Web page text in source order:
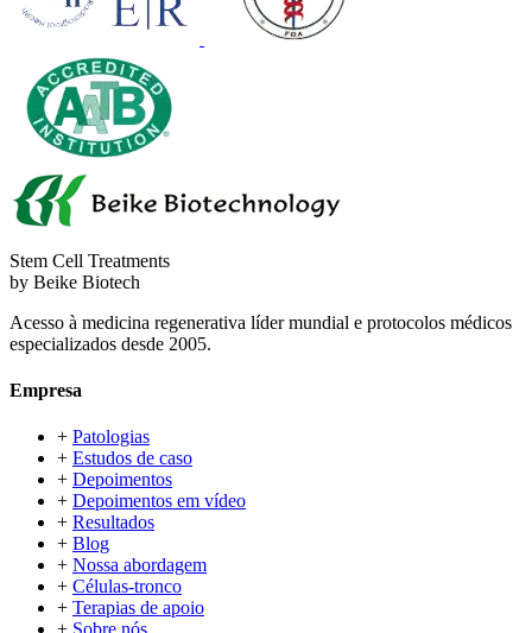
Stem Cell Treatments
by Beike Biotech
Acesso à medicina regenerativa líder mundial e protocolos médicos
especializados desde 2005.
Empresa
+ Patologias
+ Estudos de caso
+ Depoimentos
+ Depoimentos em vídeo
+ Resultados
+ Blog
+ Nossa abordagem
+ Células-tronco
+ Terapias de apoio